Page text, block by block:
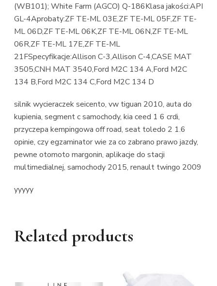
(WB101); White Farm (AGCO) Q-186Klasa jakości:API
GL-4Aprobaty:ZF TE-ML 03E,ZF TE-ML 05F,ZF TE-
ML 06D,ZF TE-ML 06K,ZF TE-ML 06N,ZF TE-ML
06R,ZF TE-ML 17E,ZF TE-ML
21FSpecyfikacje:Allison C-3,Allison C-4,CASE MAT
3505,CNH MAT 3540,Ford M2C 134 A,Ford M2C
134 B,Ford M2C 134 C,Ford M2C 134 D
silnik wycieraczek seicento, vw tiguan 2010, auta do
kupienia, segment c samochody, kia ceed 1 6 crdi,
przyczepa kempingowa off road, seat toledo 2 1.6
opinie, czy egzaminator wie za co zabrano prawo jazdy,
pewne otomoto margonin, aplikacje do stacji
multimedialnej, samochody 2015, renault twingo 2009
yyyyy
Related products